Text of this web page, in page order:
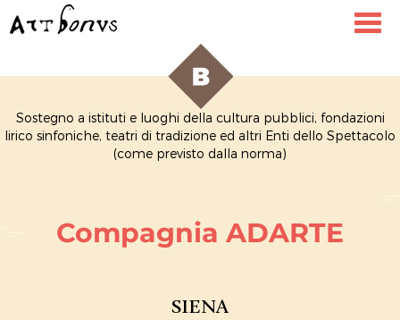
Sostegno a istituti e luoghi della cultura pubblici, fondazioni
lirico sinfoniche, teatri di tradizione ed altri Enti dello Spettacolo
(come previsto dalla norma)
Compagnia ADARTE
SIENA